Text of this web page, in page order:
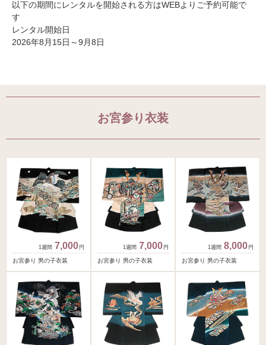
以下の期間にレンタルを開始される方はWEBよりご予約可能で
す
レンタル開始日
2026年8月15日～9月8日
お宮参り衣装
7,000 円
お宮参り 男の子衣装
7,000 円
お宮参り 男の子衣装
8,000 円
お宮参り 男の子衣装